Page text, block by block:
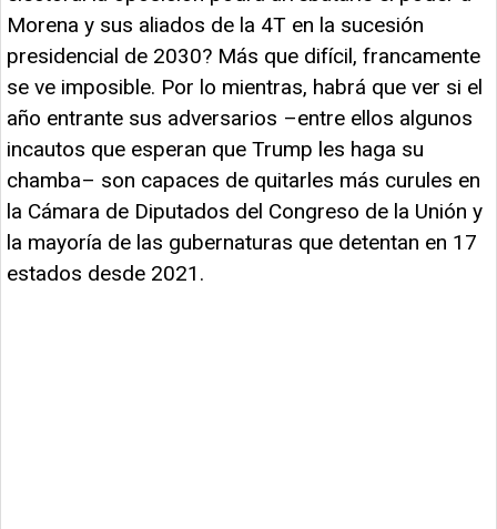
Morena y sus aliados de la 4T en la sucesión
presidencial de 2030? Más que difícil, francamente
se ve imposible. Por lo mientras, habrá que ver si el
año entrante sus adversarios –entre ellos algunos
incautos que esperan que Trump les haga su
chamba– son capaces de quitarles más curules en
la Cámara de Diputados del Congreso de la Unión y
la mayoría de las gubernaturas que detentan en 17
estados desde 2021.